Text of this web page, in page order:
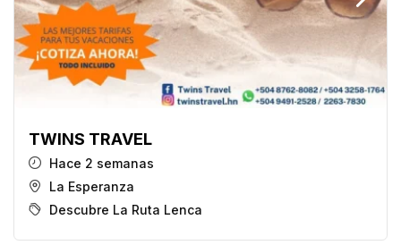
TWINS TRAVEL
Hace 2 semanas
La Esperanza
Descubre La Ruta Lenca